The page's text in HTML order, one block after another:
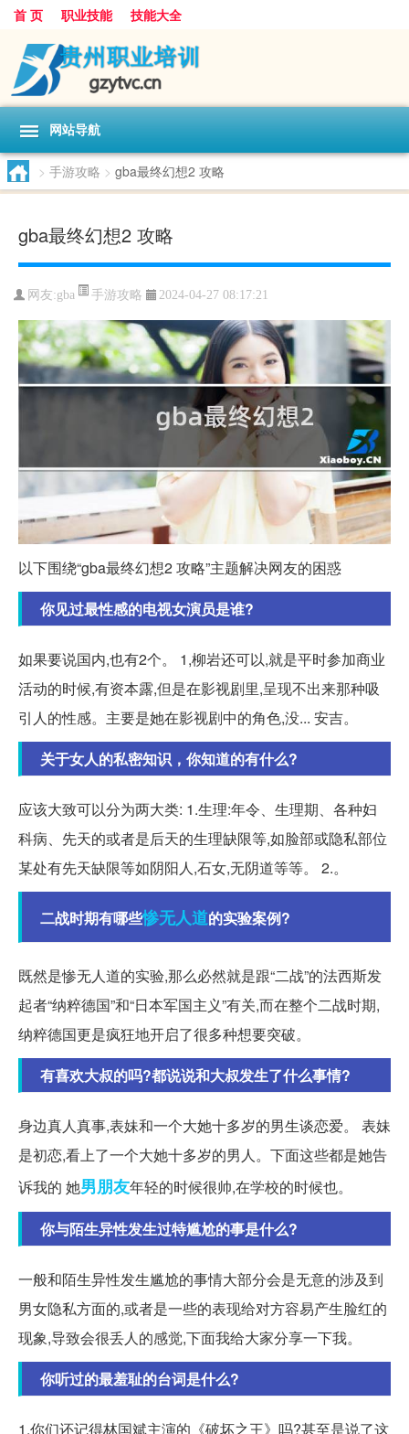
首 页 职业技能 技能大全
网站导航
> 手游攻略 > gba最终幻想2 攻略
gba最终幻想2 攻略
网友:gba 手游攻略 2024-04-27 08:17:21
以下围绕“gba最终幻想2 攻略”主题解决网友的困惑
你见过最性感的电视女演员是谁?
如果要说国内,也有2个。 1,柳岩还可以,就是平时参加商业
活动的时候,有资本露,但是在影视剧里,呈现不出来那种吸
引人的性感。主要是她在影视剧中的角色,没... 安吉。
关于女人的私密知识，你知道的有什么?
应该大致可以分为两大类: 1.生理:年令、生理期、各种妇
科病、先天的或者是后天的生理缺限等,如脸部或隐私部位
某处有先天缺限等如阴阳人,石女,无阴道等等。 2.。
二战时期有哪些惨无人道的实验案例?
既然是惨无人道的实验,那么必然就是跟“二战”的法西斯发
起者“纳粹德国”和“日本军国主义”有关,而在整个二战时期,
纳粹德国更是疯狂地开启了很多种想要突破。
有喜欢大叔的吗?都说说和大叔发生了什么事情?
身边真人真事,表妹和一个大她十多岁的男生谈恋爱。 表妹
是初恋,看上了一个大她十多岁的男人。下面这些都是她告
诉我的 她男朋友年轻的时候很帅,在学校的时候也。
你与陌生异性发生过特尴尬的事是什么?
一般和陌生异性发生尴尬的事情大部分会是无意的涉及到
男女隐私方面的,或者是一些的表现给对方容易产生脸红的
现象,导致会很丢人的感觉,下面我给大家分享一下我。
你听过的最羞耻的台词是什么?
1.你们还记得林国斌主演的《破坏之王》吗?甚至是说了这